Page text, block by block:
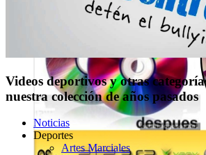
Videos deportivos y otras
nuestra colección de años pasados
Noticias
Deportes
Artes Marciales